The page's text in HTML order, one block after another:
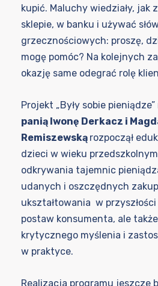
kupić. Maluchy wiedziały, jak
sklepie, w banku i używać
grzecznościowych: proszę,
mogę pomóc? Na kolejnych
okazję same odegrać rolę
Projekt „Były sobie
panią Iwonę Derkacz i
Remiszewską rozpoczął
dzieci w wieku
odkrywania tajemnic
udanych i oszczędnych
ukształtowania w
postaw konsumenta, ale
krytycznego myślenia i
w praktyce.
Realizacja programu jeszcze